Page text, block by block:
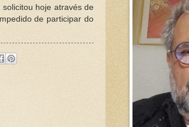
hoje através de
de participar do